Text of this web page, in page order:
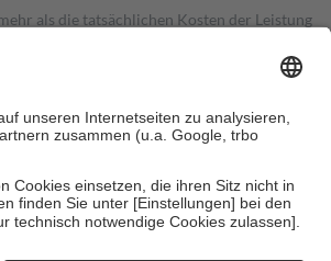
als die tatsächlichen Kosten der Leistung